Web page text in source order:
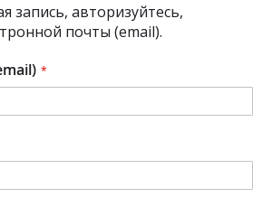
запись, авторизуйтесь,
почты (email).